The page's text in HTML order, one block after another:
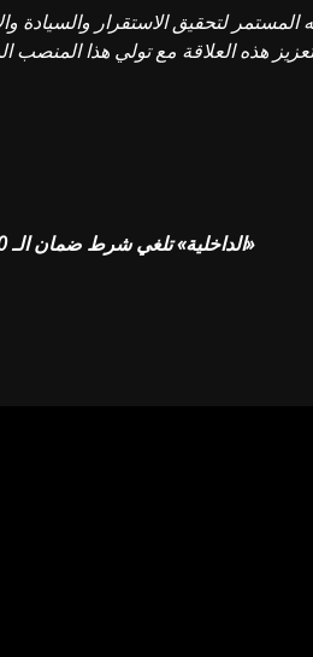
لتحقيق الاستقرار والسيادة
هذه العلاقة مع تولي هذا
«الداخلية» تلغي شرط ضمان الـ 200 ألف ريال على معارض السيارات – أخبار السعودية